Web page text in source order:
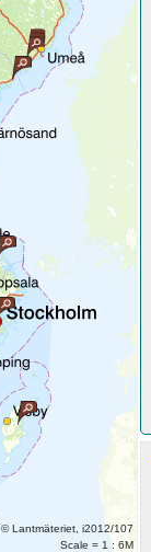
Scale = 1 : 6M
© Lantmäteriet, i2012/107